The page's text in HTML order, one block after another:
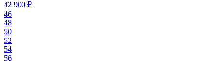
42 900 ₽
46
48
50
52
54
56